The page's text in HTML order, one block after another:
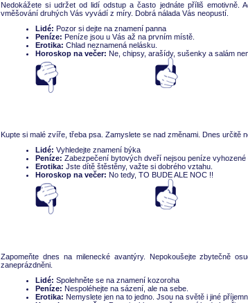
Nedokážete si udržet od lidí odstup a často jednáte příliš emotivně.
vměšování druhých Vás vyvádí z míry. Dobrá nálada Vás neopustí.
Lidé: Pozor si dejte na znamení panna
Peníze: Peníze jsou u Vás až na prvním místě.
Erotika: Chlad neznamená nelásku.
Horoskop na večer: Ne, chipsy, arašídy, sušenky a salám
nesouhlasí
Souhlasí
Kupte si malé zvíře, třeba psa. Zamyslete se nad změnami. Dnes určitě
Lidé: Vyhledejte znamení býka
Peníze: Zabezpečení bytových dveří nejsou peníze vyhozené
Erotika: Jste dítě štěstěny, važte si dobrého vztahu.
Horoskop na večer: No tedy, TO BUDE ALE NOC !!
nesouhlasí
Souhlasí
Zapomeňte dnes na milenecké avantýry. Nepokoušejte zbytečně
zaneprázdněni.
Lidé: Spolehněte se na znamení kozoroha
Peníze: Nespoléhejte na sázení, ale na sebe.
Erotika: Nemyslete jen na to jedno. Jsou na světě i jiné